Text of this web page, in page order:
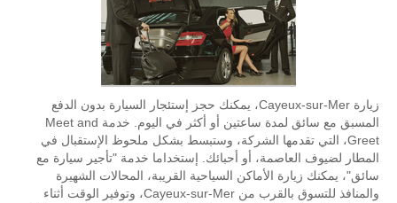
زيارة Cayeux-sur-Mer، يمكنك حجز إستئجار السيارة بدون الدفع
المسبق مع سائق لمدة ساعتين أو أكثر في اليوم. خدمة Meet and
Greet، التي تقدمها الشركة، وستبسط بشكل ملحوظ الإستقبال في
المطار لضيوف العاصمة، أو أحبائك. إستخداما خدمة "تأجير سيارة مع
سائق"، يمكنك زيارة الأماكن السياحية القريبة، المحالات الشهيرة
والمنافذ للتسوق بالقرب من Cayeux-sur-Mer، وتوفير الوقت أثناء